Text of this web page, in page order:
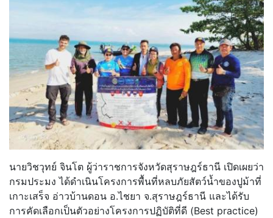
นายวิชวุทย์ จินโต ผู้ว่าราชการจังหวัดสุราษฎร์ธานี เปิดเผยว่า
กรมประมง ได้ดำเนินโครงการพื้นที่หลบภัยสัตว์น้ำของปูม้าที่
เกาะเสร็จ อ่าวบ้านดอน อ.ไชยา จ.สุราษฎร์ธานี และได้รับ
การคัดเลือกเป็นตัวอย่างโครงการปฏิบัติที่ดี (Best practice)